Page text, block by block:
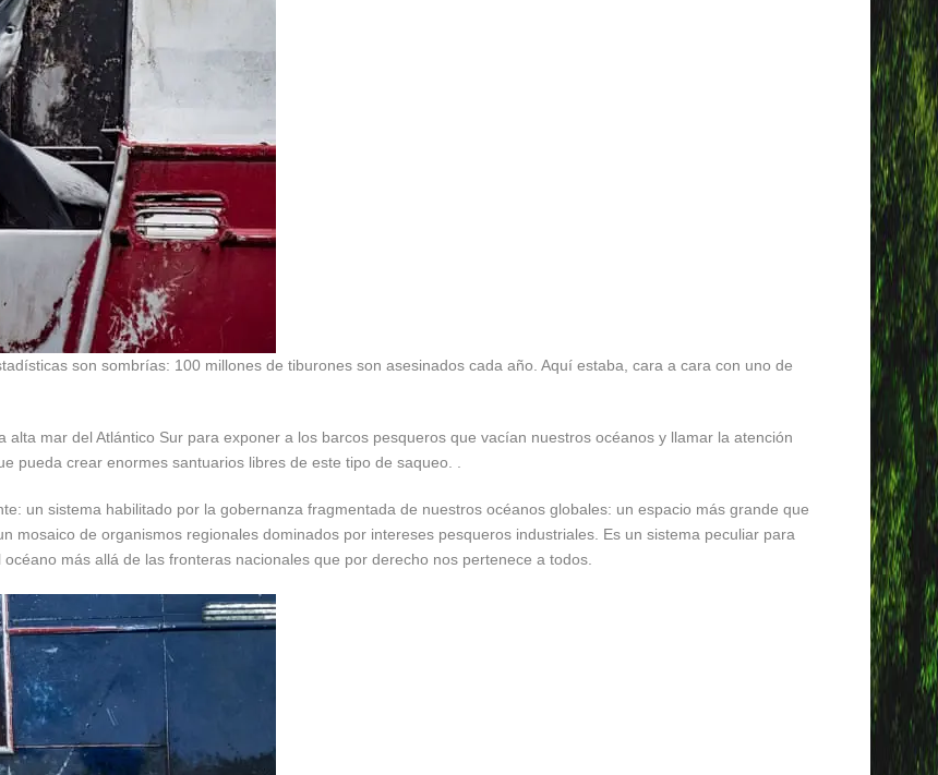
son sombrías: 100 millones de tiburones son asesinados cada año. Aquí estaba, cara a cara con uno de
alta mar del Atlántico Sur para exponer a los barcos pesqueros que vacían nuestros océanos y llamar la atención
pueda crear enormes santuarios libres de este tipo de saqueo. .
un sistema habilitado por la gobernanza fragmentada de nuestros océanos globales: un espacio más grande que
mosaico de organismos regionales dominados por intereses pesqueros industriales. Es un sistema peculiar para
más allá de las fronteras nacionales que por derecho nos pertenece a todos.